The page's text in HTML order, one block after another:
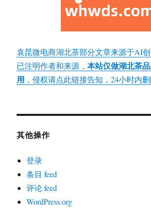
袁昆微电商湖北茶部分文章来源于AI
已注明作者和来源，本站仅做湖北茶
用 ，侵权请点此链接告知，24小时内删
其他操作
登录
条目 feed
评论 feed
WordPress.org